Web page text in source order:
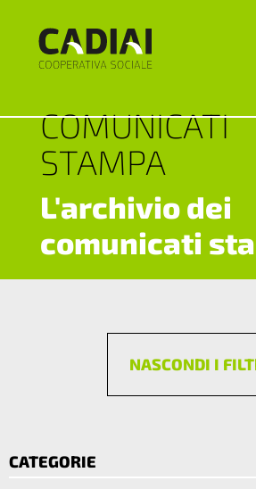
COMUNICATI
STAMPA
L'archivio dei
comunicati
CATEGORIE